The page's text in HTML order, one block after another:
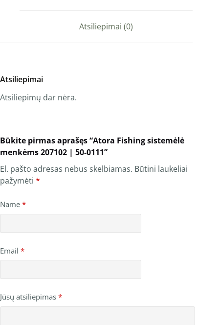
Atsiliepimai (0)
Atsiliepimai
Atsiliepimų dar nėra.
Būkite pirmas aprašęs “Atora Fishing sistemėlė
menkėms 207102 | 50-0111”
El. pašto adresas nebus skelbiamas. Būtini laukeliai
pažymėti *
Name *
Email *
Jūsų atsiliepimas *